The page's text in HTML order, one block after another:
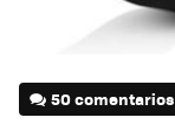
50 comentarios